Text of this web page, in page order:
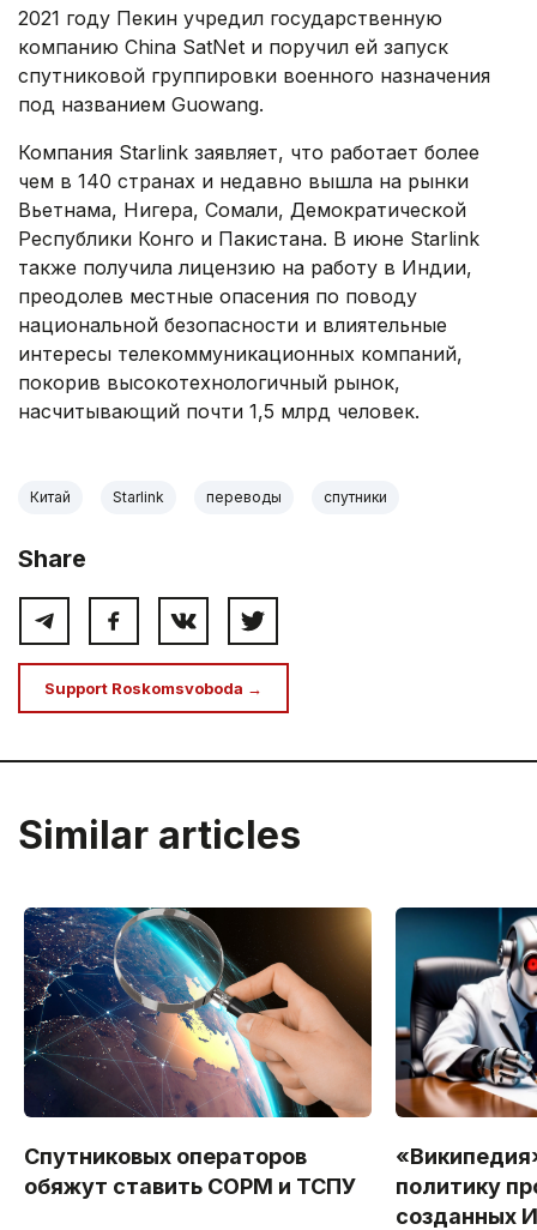
2021 году Пекин учредил государственную
компанию China SatNet и поручил ей запуск
спутниковой группировки военного назначения
под названием Guowang.
Компания Starlink заявляет, что работает более
чем в 140 странах и недавно вышла на рынки
Вьетнама, Нигера, Сомали, Демократической
Республики Конго и Пакистана. В июне Starlink
также получила лицензию на работу в Индии,
преодолев местные опасения по поводу
национальной безопасности и влиятельные
интересы телекоммуникационных компаний,
покорив высокотехнологичный рынок,
насчитывающий почти 1,5 млрд человек.
Китай Starlink переводы спутники
Share
Support Roskomsvoboda →
Similar articles
Спутниковых операторов
обяжут ставить СОРМ и ТСПУ
политику
созданных